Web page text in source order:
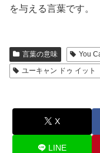
を与える言葉です。
言葉の意味
You
ユーキャン ドゥ イッ
X
LINE